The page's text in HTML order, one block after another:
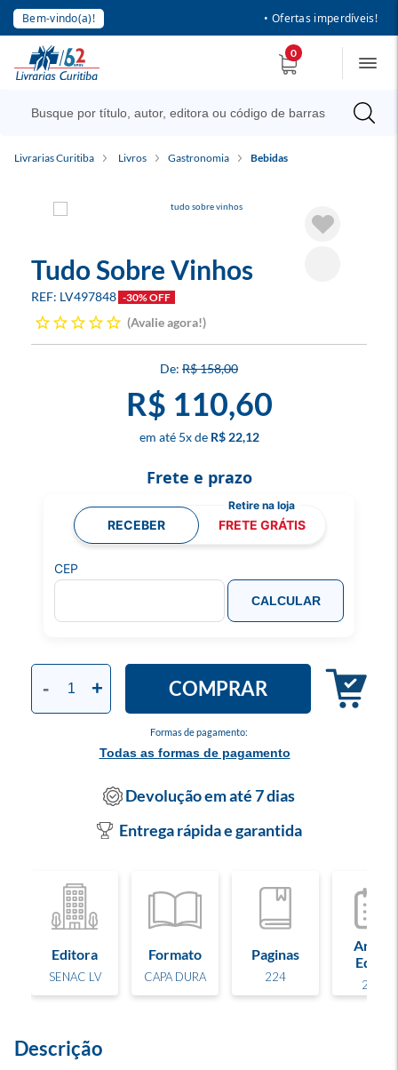
Bem-vindo(a)! • Ofertas imperdíveis!
0
Livrarias Curitiba Livros Gastronomia Bebidas
Tudo Sobre Vinhos
LV497848 -30% OFF
Avalie agora!
R$ 158,00
R$ 110,60
5x R$ 22,12
Formas de pagamento:
Todas as formas de pagamento
- + COMPRAR
Frete e prazo
RECEBER FRETE GRÁTIS
CEP
CALCULAR
Devolução em até 7 dias
Entrega rápida e garantida
Editora
SENAC LV
Formato
CAPA DURA
Paginas
224
Ano de
Edição
2022
Descrição